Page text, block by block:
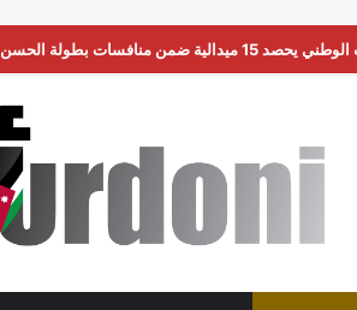
واشنطن تضغط على إسرائيل لبدء هدنة في غزة